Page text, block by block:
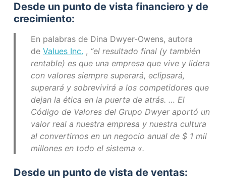
Desde un punto de vista financiero y de
crecimiento:
En palabras de Dina Dwyer-Owens, autora
de Values ​​Inc. , “el resultado final (y también
rentable) es que una empresa que vive y lidera
con valores siempre superará, eclipsará,
superará y sobrevivirá a los competidores que
dejan la ética en la puerta de atrás. … El
Código de Valores del Grupo Dwyer aportó un
valor real a nuestra empresa y nuestra cultura
al convertirnos en un negocio anual de $ 1 mil
millones en todo el sistema «.
Desde un punto de vista de ventas: